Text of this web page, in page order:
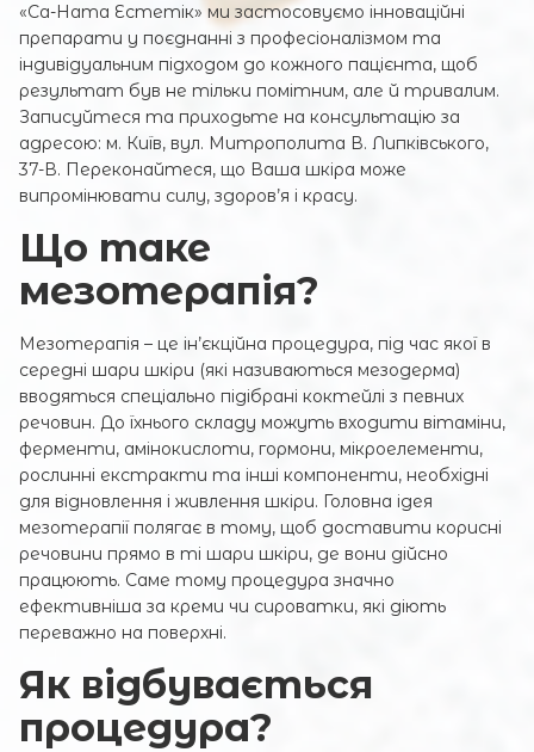
«Са-Ната Естетік» ми застосовуємо інноваційні
препарати у поєднанні з професіоналізмом та
індивідуальним підходом до кожного пацієнта, щоб
результат був не тільки помітним, але й тривалим.
Записуйтеся та приходьте на консультацію за
адресою: м. Київ, вул. Митрополита В. Липківського,
37-В. Переконайтеся, що Ваша шкіра може
випромінювати силу, здоров’я і красу.
Що таке
мезотерапія?
Мезотерапія – це ін’єкційна процедура, під час якої в
середні шари шкіри (які називаються мезодерма)
вводяться спеціально підібрані коктейлі з певних
речовин. До їхнього складу можуть входити вітаміни,
ферменти, амінокислоти, гормони, мікроелементи,
рослинні екстракти та інші компоненти, необхідні
для відновлення і живлення шкіри. Головна ідея
мезотерапії полягає в тому, щоб доставити корисні
речовини прямо в ті шари шкіри, де вони дійсно
працюють. Саме тому процедура значно
ефективніша за креми чи сироватки, які діють
переважно на поверхні.
Як відбувається
процедура?